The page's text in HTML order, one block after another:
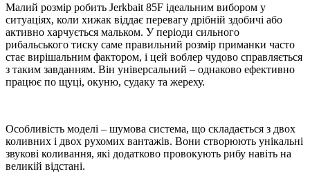
Малий розмір робить Jerkbait 85F ідеальним вибором у
ситуаціях, коли хижак віддає перевагу дрібній здобичі або
активно харчується мальком. У періоди сильного
рибальського тиску саме правильний розмір приманки часто
стає вирішальним фактором, і цей воблер чудово справляється
з таким завданням. Він універсальний – однаково ефективно
працює по щуці, окуню, судаку та жереху.
Особливість моделі – шумова система, що складається з двох
коливних і двох рухомих вантажів. Вони створюють унікальні
звукові коливання, які додатково провокують рибу навіть на
великій відстані.